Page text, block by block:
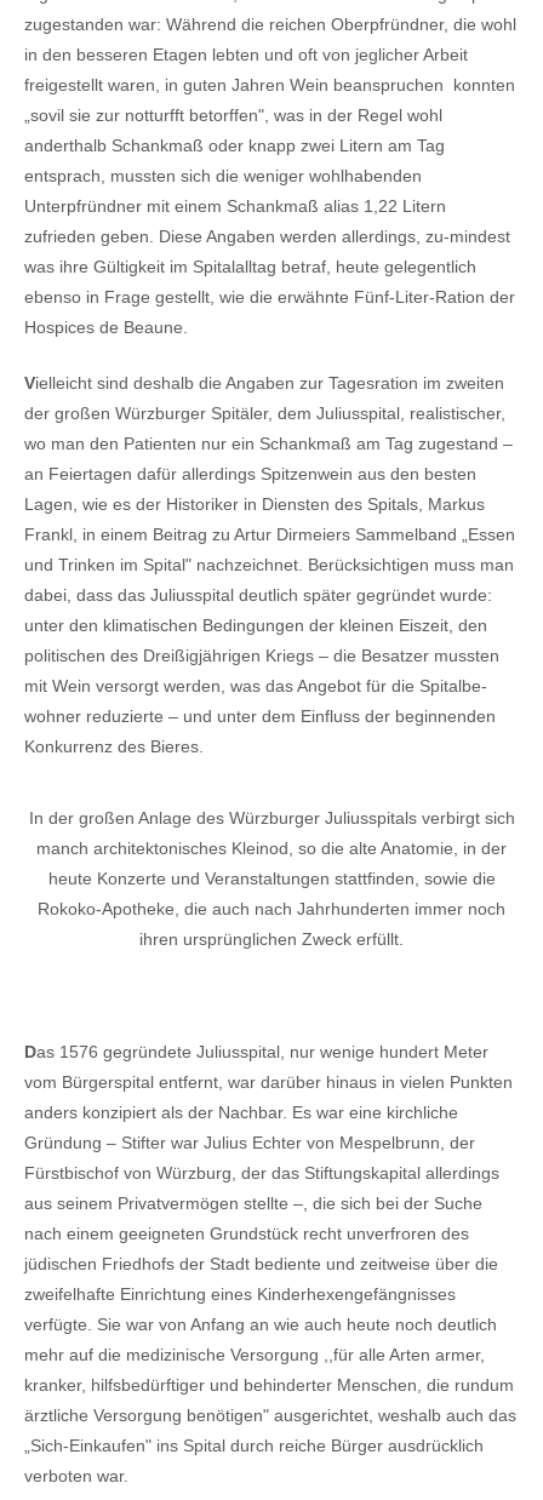
zugestanden war: Während die reichen Oberpfründner, die wohl
in den besseren Etagen lebten und oft von jeglicher Arbeit
freigestellt waren, in guten Jahren Wein beanspruchen konnten
„sovil sie zur notturfft betorffen", was in der Regel wohl
anderthalb Schankmaß oder knapp zwei Litern am Tag
entsprach, mussten sich die weniger wohlhabenden
Unterpfründner mit einem Schankmaß alias 1,22 Litern
zufrieden geben. Diese Angaben werden allerdings, zu-mindest
was ihre Gültigkeit im Spitalalltag betraf, heute gelegentlich
ebenso in Frage gestellt, wie die erwähnte Fünf-Liter-Ration der
Hospices de Beaune.
Vielleicht sind deshalb die Angaben zur Tagesration im zweiten
der großen Würzburger Spitäler, dem Juliusspital, realistischer,
wo man den Patienten nur ein Schankmaß am Tag zugestand –
an Feiertagen dafür allerdings Spitzenwein aus den besten
Lagen, wie es der Historiker in Diensten des Spitals, Markus
Frankl, in einem Beitrag zu Artur Dirmeiers Sammelband „Essen
und Trinken im Spital" nachzeichnet. Berücksichtigen muss man
dabei, dass das Juliusspital deutlich später gegründet wurde:
unter den klimatischen Bedingungen der kleinen Eiszeit, den
politischen des Dreißigjährigen Kriegs – die Besatzer mussten
mit Wein versorgt werden, was das Angebot für die Spitalbe-
wohner reduzierte – und unter dem Einfluss der beginnenden
Konkurrenz des Bieres.
In der großen Anlage des Würzburger Juliusspitals verbirgt sich
manch architektonisches Kleinod, so die alte Anatomie, in der
heute Konzerte und Veranstaltungen stattfinden, sowie die
Rokoko-Apotheke, die auch nach Jahrhunderten immer noch
ihren ursprünglichen Zweck erfüllt.
Das 1576 gegründete Juliusspital, nur wenige hundert Meter
vom Bürgerspital entfernt, war darüber hinaus in vielen Punkten
anders konzipiert als der Nachbar. Es war eine kirchliche
Gründung – Stifter war Julius Echter von Mespelbrunn, der
Fürstbischof von Würzburg, der das Stiftungskapital allerdings
aus seinem Privatvermögen stellte –, die sich bei der Suche
nach einem geeigneten Grundstück recht unverfroren des
jüdischen Friedhofs der Stadt bediente und zeitweise über die
zweifelhafte Einrichtung eines Kinderhexengefängnisses
verfügte. Sie war von Anfang an wie auch heute noch deutlich
mehr auf die medizinische Versorgung ,,für alle Arten armer,
kranker, hilfsbedürftiger und behinderter Menschen, die rundum
ärztliche Versorgung benötigen" ausgerichtet, weshalb auch das
„Sich-Einkaufen" ins Spital durch reiche Bürger ausdrücklich
verboten war.